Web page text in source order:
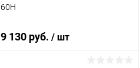
60Н
9 130 руб. / шт